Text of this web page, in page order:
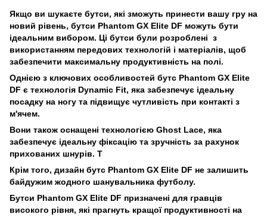
Якщо ви шукаєте бутси, які зможуть принести вашу гру на
новий рівень, бутси Phantom GX Elite DF можуть бути
ідеальним вибором. Ці бутси були розроблені з
використанням передових технологій і матеріалів, щоб
забезпечити максимальну продуктивність на полі.
Однією з ключових особливостей бутс Phantom GX Elite
DF є технологія Dynamic Fit, яка забезпечує ідеальну
посадку на ногу та підвищує чутливість при контакті з
м'ячем.
Вони також оснащені технологією Ghost Lace, яка
забезпечує ідеальну фіксацію та зручність за рахунок
прихованих шнурів. Т
Крім того, дизайн бутс Phantom GX Elite DF не залишить
байдужим жодного шанувальника футболу.
Бутси Phantom GX Elite DF призначені для гравців
високого рівня, які прагнуть кращої продуктивності на